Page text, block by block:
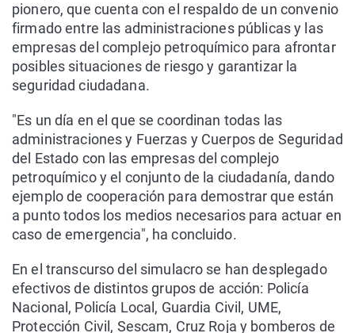
pionero, que cuenta con el respaldo de un convenio
firmado entre las administraciones públicas y las
empresas del complejo petroquímico para afrontar
posibles situaciones de riesgo y garantizar la
seguridad ciudadana.
"Es un día en el que se coordinan todas las
administraciones y Fuerzas y Cuerpos de Seguridad
del Estado con las empresas del complejo
petroquímico y el conjunto de la ciudadanía, dando
ejemplo de cooperación para demostrar que están
a punto todos los medios necesarios para actuar en
caso de emergencia", ha concluido.
En el transcurso del simulacro se han desplegado
efectivos de distintos grupos de acción: Policía
Nacional, Policía Local, Guardia Civil, UME,
Protección Civil, Sescam, Cruz Roja y bomberos de